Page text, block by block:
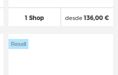
1 Shop desde136,00 €
Resell